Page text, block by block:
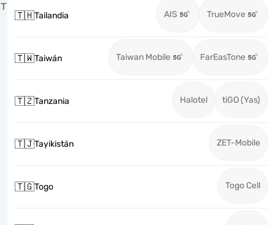
T
🇹🇭Tailandia AIS TrueMove
🇹🇼Taiwán Taiwan Mobile FarEasTone
🇹🇿Tanzania Halotel tiGO (Yas)
🇹🇯Tayikistán ZET-Mobile
🇹🇬Togo Togo Cell